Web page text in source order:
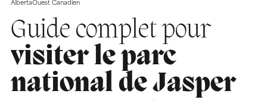
AlbertaOuest Canadien
Guide complet pour
visiter le parc
national de Jasper